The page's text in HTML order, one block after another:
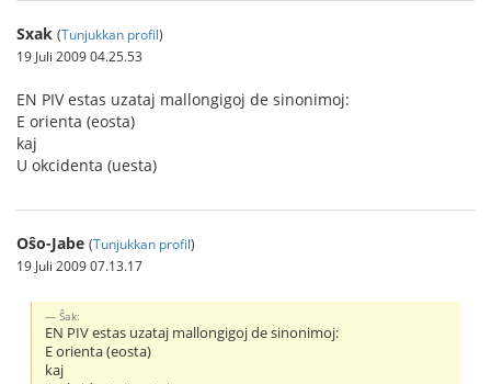
Sxak (Tunjukkan profil)
19 Juli 2009 04.25.53
EN PIV estas uzataj mallongigoj de sinonimoj:
E orienta (eosta)
kaj
U okcidenta (uesta)
Oŝo-Jabe (Tunjukkan profil)
19 Juli 2009 07.13.17
Ŝak:
EN PIV estas uzataj mallongigoj de sinonimoj:
E orienta (eosta)
kaj